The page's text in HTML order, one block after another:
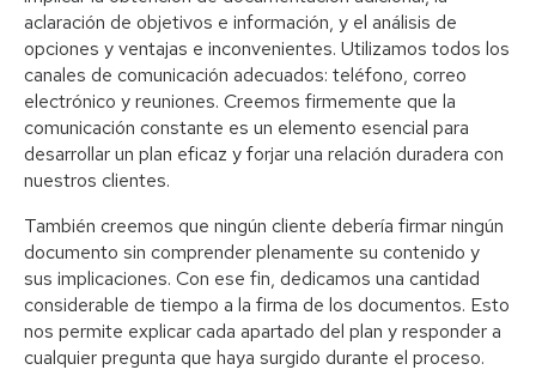
aclaración de objetivos e información, y el análisis de
opciones y ventajas e inconvenientes. Utilizamos todos los
canales de comunicación adecuados: teléfono, correo
electrónico y reuniones. Creemos firmemente que la
comunicación constante es un elemento esencial para
desarrollar un plan eficaz y forjar una relación duradera con
nuestros clientes.
También creemos que ningún cliente debería firmar ningún
documento sin comprender plenamente su contenido y
sus implicaciones. Con ese fin, dedicamos una cantidad
considerable de tiempo a la firma de los documentos. Esto
nos permite explicar cada apartado del plan y responder a
cualquier pregunta que haya surgido durante el proceso.